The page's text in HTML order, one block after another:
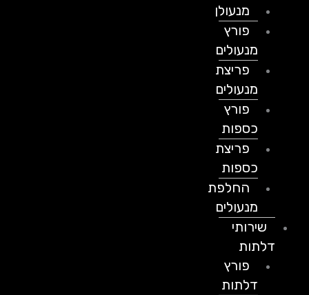
מנעולן
פורץ
מנעולים
פריצת
מנעולים
פורץ
כספות
פריצת
כספות
החלפת
מנעולים
שירותי
דלתות
פורץ
דלתות